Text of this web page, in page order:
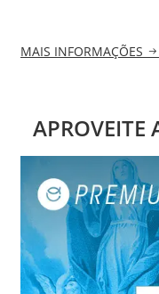
MAIS INFORMAÇÕES
APROVEITE